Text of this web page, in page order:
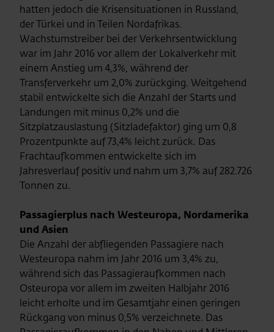
hatten jedoch die Krisensituationen in Russland,
der Türkei und in Teilen Nordafrikas.
Wachstumstreiber bei der Verkehrsentwicklung
war im Jahr 2016 vor allem der Lokalverkehr mit
einem Anstieg um 4,3%, während der
Transferverkehr um 2,0% zurückging. Weitgehend
stabil entwickelte sich die Anzahl der Starts und
Landungen mit minus 0,2% und die
Sitzplatzauslastung (Sitzladefaktor) ging um 0,8
Prozentpunkte auf 73,4% leicht zurück. Das
Frachtaufkommen entwickelte sich im
Jahresverlauf positiv und nahm um 3,7% auf 282.726
Tonnen zu.
Passagierplus nach Westeuropa, Nordamerika
und Asien
Die Anzahl der abfliegenden Passagiere nach
Westeuropa nahm im Jahr 2016 um 3,4% zu,
während sich das Passagieraufkommen nach
Osteuropa vor allem im zweiten Halbjahr 2016
leicht erholte und im Gesamtjahr einen geringen
Rückgang von minus 0,5% verzeichnete. Das